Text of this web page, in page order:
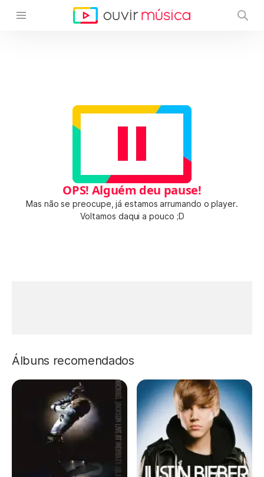
OPS! Alguém deu pause!
Mas não se preocupe, já estamos arrumando o player.
Voltamos daqui a pouco ;D
Álbuns recomendados